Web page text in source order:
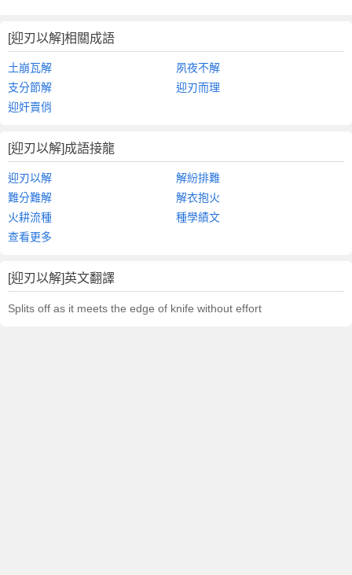
[迎刃以解]相關成語
土崩瓦解
夙夜不解
支分節解
迎刃而理
迎奸賣俏
[迎刃以解]成語接龍
迎刃以解
解紛排難
難分難解
解衣抱火
火耕流種
種學績文
查看更多
[迎刃以解]英文翻譯
Splits off as it meets the edge of knife without effort